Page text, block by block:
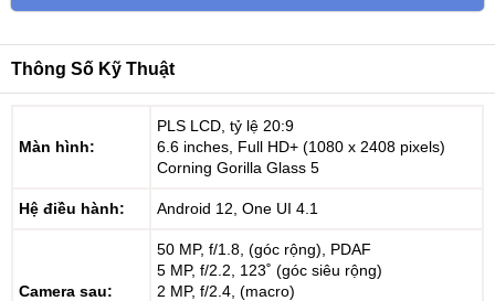
Thông Số Kỹ Thuật
Màn hình:
PLS LCD, tỷ lệ 20:9
6.6 inches, Full HD+ (1080 x 2408 pixels)
Corning Gorilla Glass 5
Hệ điều hành: Android 12, One UI 4.1
Camera sau:
50 MP, f/1.8, (góc rộng), PDAF
5 MP, f/2.2, 123˚ (góc siêu rộng)
2 MP, f/2.4, (macro)